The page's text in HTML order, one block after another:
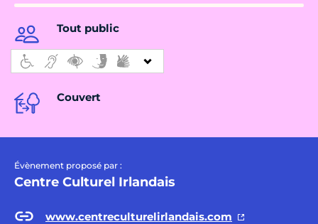
Tout public
Couvert
Évènement proposé par :
Centre Culturel Irlandais
www.centreculturelirlandais.com